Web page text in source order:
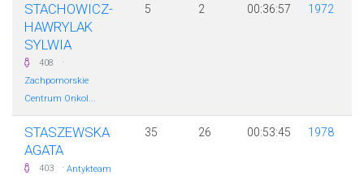
STACHOWICZ-
HAWRYLAK
SYLWIA
408 ·
Zachpomorskie
Centrum Onkol...
5 2 00:36:57 1972
STASZEWSKA
AGATA
403 · Antykteam
35 26 00:53:45 1978